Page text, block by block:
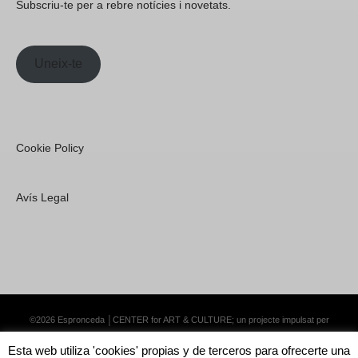
Subscriu-te per a rebre notícies i novetats.
Uneix-te
Cookie Policy
Avís Legal
©2026 Espronceda │CENTER for ART & CULTURE; un projecte impulsat per
Esta web utiliza 'cookies' propias y de terceros para ofrecerte una